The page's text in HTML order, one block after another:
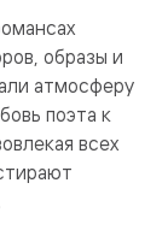
образы и
атмосферу
поэта к
всех